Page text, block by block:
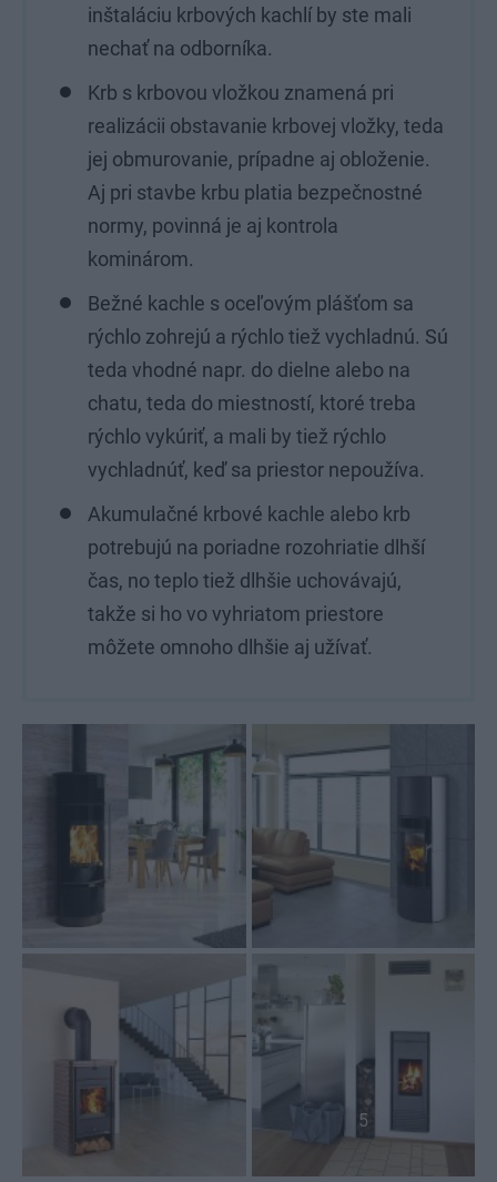
inštaláciu krbových kachlí by ste mali
nechať na odborníka.
Krb s krbovou vložkou znamená pri
realizácii obstavanie krbovej vložky, teda
jej obmurovanie, prípadne aj obloženie.
Aj pri stavbe krbu platia bezpečnostné
normy, povinná je aj kontrola
kominárom.
Bežné kachle s oceľovým plášťom sa
rýchlo zohrejú a rýchlo tiež vychladnú. Sú
teda vhodné napr. do dielne alebo na
chatu, teda do miestností, ktoré treba
rýchlo vykúriť, a mali by tiež rýchlo
vychladnúť, keď sa priestor nepoužíva.
Akumulačné krbové kachle alebo krb
potrebujú na poriadne rozohriatie dlhší
čas, no teplo tiež dlhšie uchovávajú,
takže si ho vo vyhriatom priestore
môžete omnoho dlhšie aj užívať.
5